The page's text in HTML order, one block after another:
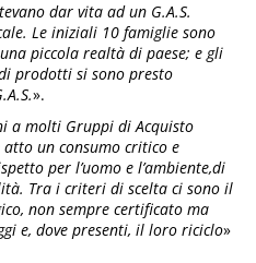
dar vita ad un G.A.S.
Le iniziali 10 famiglie sono
piccola realtà di paese; e gli
prodotti si sono presto
».
a molti Gruppi di Acquisto
un consumo critico e
per l’uomo e l’ambiente,di
Tra i criteri di scelta ci sono il
non sempre certificato ma
e, dove presenti, il loro riciclo»